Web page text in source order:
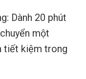
Dành 20 phút
một
tiết kiệm trong